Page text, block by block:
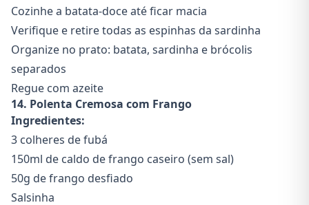
Cozinhe a batata-doce até ficar macia
Verifique e retire todas as espinhas da sardinha
Organize no prato: batata, sardinha e brócolis
separados
Regue com azeite
14. Polenta Cremosa com Frango
Ingredientes:
3 colheres de fubá
150ml de caldo de frango caseiro (sem sal)
50g de frango desfiado
Salsinha